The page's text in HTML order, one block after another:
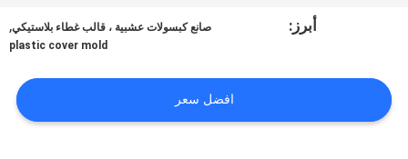
اقتباس
أبرز: صانع كبسولات عشبية ، قالب غطاء بلاستيكي,
plastic cover mold
افضل سعر